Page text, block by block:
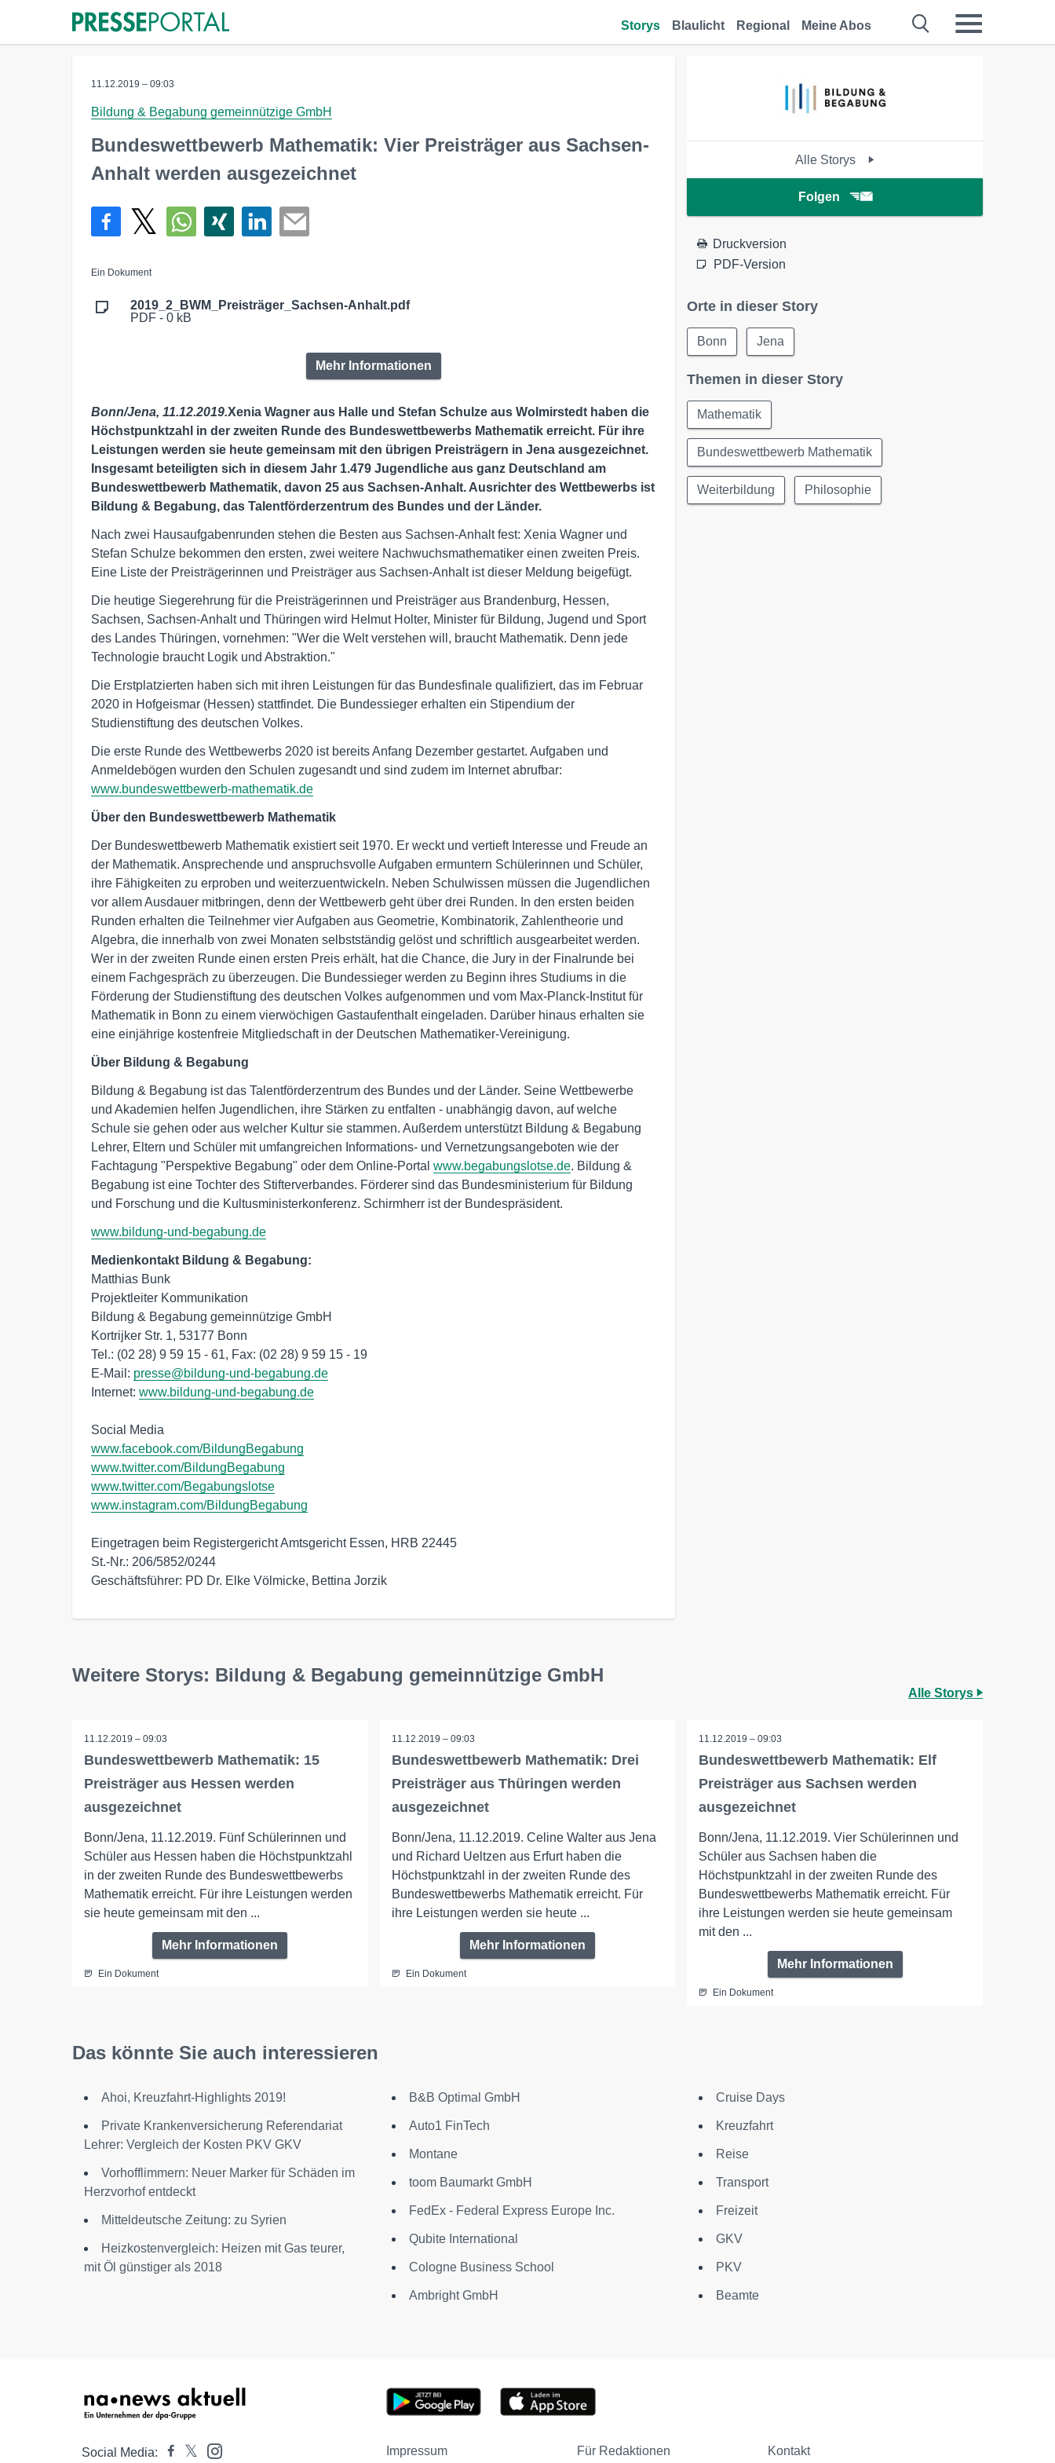
Storys Blaulicht Regional Meine Abos
11.12.2019 – 09:03
Bildung & Begabung gemeinnützige GmbH
Bundeswettbewerb Mathematik: Vier Preisträger aus Sachsen-
Anhalt werden ausgezeichnet
Ein Dokument
2019_2_BWM_Preisträger_Sachsen-Anhalt.pdf
PDF - 0 kB
Mehr Informationen
Bonn/Jena, 11.12.2019.Xenia Wagner aus Halle und Stefan Schulze aus Wolmirstedt haben die
Höchstpunktzahl in der zweiten Runde des Bundeswettbewerbs Mathematik erreicht. Für ihre
Leistungen werden sie heute gemeinsam mit den übrigen Preisträgern in Jena ausgezeichnet.
Insgesamt beteiligten sich in diesem Jahr 1.479 Jugendliche aus ganz Deutschland am
Bundeswettbewerb Mathematik, davon 25 aus Sachsen-Anhalt. Ausrichter des Wettbewerbs ist
Bildung & Begabung, das Talentförderzentrum des Bundes und der Länder.
Nach zwei Hausaufgabenrunden stehen die Besten aus Sachsen-Anhalt fest: Xenia Wagner und
Stefan Schulze bekommen den ersten, zwei weitere Nachwuchsmathematiker einen zweiten Preis.
Eine Liste der Preisträgerinnen und Preisträger aus Sachsen-Anhalt ist dieser Meldung beigefügt.
Die heutige Siegerehrung für die Preisträgerinnen und Preisträger aus Brandenburg, Hessen,
Sachsen, Sachsen-Anhalt und Thüringen wird Helmut Holter, Minister für Bildung, Jugend und Sport
des Landes Thüringen, vornehmen: "Wer die Welt verstehen will, braucht Mathematik. Denn jede
Technologie braucht Logik und Abstraktion."
Die Erstplatzierten haben sich mit ihren Leistungen für das Bundesfinale qualifiziert, das im Februar
2020 in Hofgeismar (Hessen) stattfindet. Die Bundessieger erhalten ein Stipendium der
Studienstiftung des deutschen Volkes.
Die erste Runde des Wettbewerbs 2020 ist bereits Anfang Dezember gestartet. Aufgaben und
Anmeldebögen wurden den Schulen zugesandt und sind zudem im Internet abrufbar:
www.bundeswettbewerb-mathematik.de
Über den Bundeswettbewerb Mathematik
Der Bundeswettbewerb Mathematik existiert seit 1970. Er weckt und vertieft Interesse und Freude an
der Mathematik. Ansprechende und anspruchsvolle Aufgaben ermuntern Schülerinnen und Schüler,
ihre Fähigkeiten zu erproben und weiterzuentwickeln. Neben Schulwissen müssen die Jugendlichen
vor allem Ausdauer mitbringen, denn der Wettbewerb geht über drei Runden. In den ersten beiden
Runden erhalten die Teilnehmer vier Aufgaben aus Geometrie, Kombinatorik, Zahlentheorie und
Algebra, die innerhalb von zwei Monaten selbstständig gelöst und schriftlich ausgearbeitet werden.
Wer in der zweiten Runde einen ersten Preis erhält, hat die Chance, die Jury in der Finalrunde bei
einem Fachgespräch zu überzeugen. Die Bundessieger werden zu Beginn ihres Studiums in die
Förderung der Studienstiftung des deutschen Volkes aufgenommen und vom Max-Planck-Institut für
Mathematik in Bonn zu einem vierwöchigen Gastaufenthalt eingeladen. Darüber hinaus erhalten sie
eine einjährige kostenfreie Mitgliedschaft in der Deutschen Mathematiker-Vereinigung.
Über Bildung & Begabung
Bildung & Begabung ist das Talentförderzentrum des Bundes und der Länder. Seine Wettbewerbe
und Akademien helfen Jugendlichen, ihre Stärken zu entfalten - unabhängig davon, auf welche
Schule sie gehen oder aus welcher Kultur sie stammen. Außerdem unterstützt Bildung & Begabung
Lehrer, Eltern und Schüler mit umfangreichen Informations- und Vernetzungsangeboten wie der
Fachtagung "Perspektive Begabung" oder dem Online-Portal www.begabungslotse.de. Bildung &
Begabung ist eine Tochter des Stifterverbandes. Förderer sind das Bundesministerium für Bildung
und Forschung und die Kultusministerkonferenz. Schirmherr ist der Bundespräsident.
www.bildung-und-begabung.de
Medienkontakt Bildung & Begabung:
Matthias Bunk
Projektleiter Kommunikation
Bildung & Begabung gemeinnützige GmbH
Kortrijker Str. 1, 53177 Bonn
Tel.: (02 28) 9 59 15 - 61, Fax: (02 28) 9 59 15 - 19
E-Mail: presse@bildung-und-begabung.de
Internet: www.bildung-und-begabung.de
www.facebook.com/BildungBegabung
www.twitter.com/BildungBegabung
www.twitter.com/Begabungslotse
www.instagram.com/BildungBegabung
Eingetragen beim Registergericht Amtsgericht Essen, HRB 22445
St.-Nr.: 206/5852/0244
Geschäftsführer: PD Dr. Elke Völmicke, Bettina Jorzik
Alle Storys
Folgen
Druckversion
PDF-Version
Orte in dieser Story
Bonn Jena
Themen in dieser Story
Mathematik
Bundeswettbewerb Mathematik
Weiterbildung Philosophie
Weitere Storys: Bildung & Begabung gemeinnützige GmbH
Alle Storys
11.12.2019 – 09:03
Bundeswettbewerb Mathematik: 15
Preisträger aus Hessen werden
ausgezeichnet
Bonn/Jena, 11.12.2019. Fünf Schülerinnen und
Schüler aus Hessen haben die Höchstpunktzahl
in der zweiten Runde des Bundeswettbewerbs
Mathematik erreicht. Für ihre Leistungen werden
sie heute gemeinsam mit den ...
Mehr Informationen
Ein Dokument
11.12.2019 – 09:03
Bundeswettbewerb Mathematik: Drei
Preisträger aus Thüringen werden
ausgezeichnet
Bonn/Jena, 11.12.2019. Celine Walter aus Jena
und Richard Ueltzen aus Erfurt haben die
Höchstpunktzahl in der zweiten Runde des
Bundeswettbewerbs Mathematik erreicht. Für
ihre Leistungen werden sie heute ...
Mehr Informationen
Ein Dokument
11.12.2019 – 09:03
Bundeswettbewerb Mathematik: Elf
Preisträger aus Sachsen werden
ausgezeichnet
Bonn/Jena, 11.12.2019. Vier Schülerinnen und
Schüler aus Sachsen haben die
Höchstpunktzahl in der zweiten Runde des
Bundeswettbewerbs Mathematik erreicht. Für
ihre Leistungen werden sie heute gemeinsam
mit den ...
Mehr Informationen
Ein Dokument
Das könnte Sie auch interessieren
Ahoi, Kreuzfahrt-Highlights 2019!
Private Krankenversicherung Referendariat
Lehrer: Vergleich der Kosten PKV GKV
Vorhofflimmern: Neuer Marker für Schäden im
Herzvorhof entdeckt
Mitteldeutsche Zeitung: zu Syrien
Heizkostenvergleich: Heizen mit Gas teurer,
mit Öl günstiger als 2018
B&B Optimal GmbH
Auto1 FinTech
Montane
toom Baumarkt GmbH
FedEx - Federal Express Europe Inc.
Qubite International
Cologne Business School
Ambright GmbH
Cruise Days
Kreuzfahrt
Reise
Transport
Freizeit
GKV
PKV
Beamte
Social Media: Impressum Für Redaktionen Kontakt